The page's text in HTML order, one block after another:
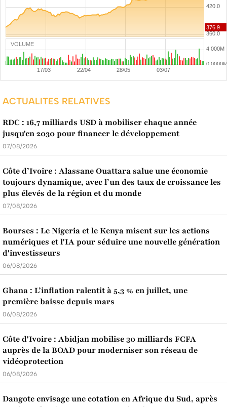
VOLUME
ACTUALITES RELATIVES
RDC : 16,7 milliards USD à mobiliser chaque année
jusqu'en 2030 pour financer le développement
07/08/2026
Côte d’Ivoire : Alassane Ouattara salue une économie
toujours dynamique, avec l’un des taux de croissance les
plus élevés de la région et du monde
07/08/2026
Bourses : Le Nigeria et le Kenya misent sur les actions
numériques et l'IA pour séduire une nouvelle génération
d'investisseurs
06/08/2026
Ghana : L’inflation ralentit à 5,3 % en juillet, une
première baisse depuis mars
06/08/2026
Côte d'Ivoire : Abidjan mobilise 30 milliards FCFA
auprès de la BOAD pour moderniser son réseau de
vidéoprotection
06/08/2026
Dangote envisage une cotation en Afrique du Sud, après